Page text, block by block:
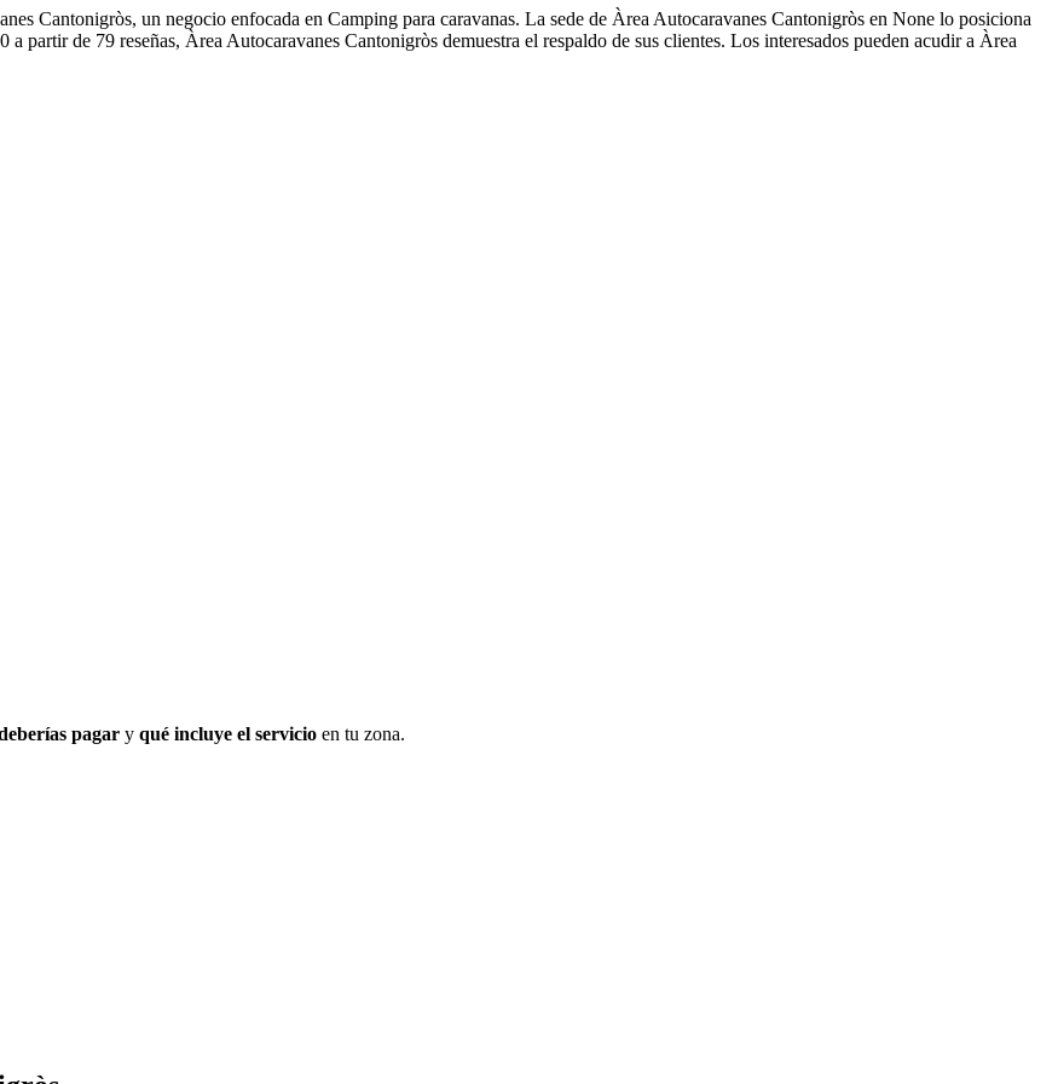
Cantonigròs, un negocio enfocada en Camping para caravanas. La sede de Àrea Autocaravanes Cantonigròs en None lo posiciona
partir de 79 reseñas, Àrea Autocaravanes Cantonigròs demuestra el respaldo de sus clientes. Los interesados pueden acudir a Àrea
pagar y qué incluye el servicio en tu zona.